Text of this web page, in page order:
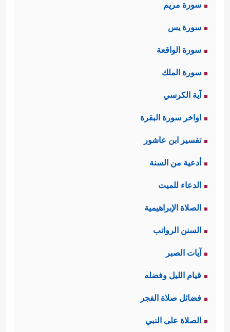
سورة مريم
سورة يس
سورة الواقعة
سورة الملك
آية الكرسي
اواخر سورة البقرة
تفسير ابن عاشور
أدعية من السنة
الدعاء للميت
الصلاة الإبراهيمية
السنن الرواتب
آيات الصبر
قيام الليل وفضله
فضائل صلاة الفجر
الصلاة على النبي